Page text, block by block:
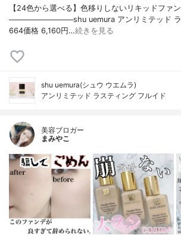
【24色から選べる】色移りしないリキッドファ
────────────shu uemura アンリミテッド ラ
664価格 6,160円…続きを見る
shu uemura(シュウ ウエムラ)
アンリミテッド ラスティング フルイド
美容ブロガー
まみやこ